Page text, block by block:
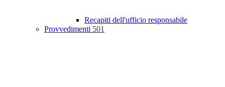
Recapiti dell'ufficio responsabile
Provvedimenti 501